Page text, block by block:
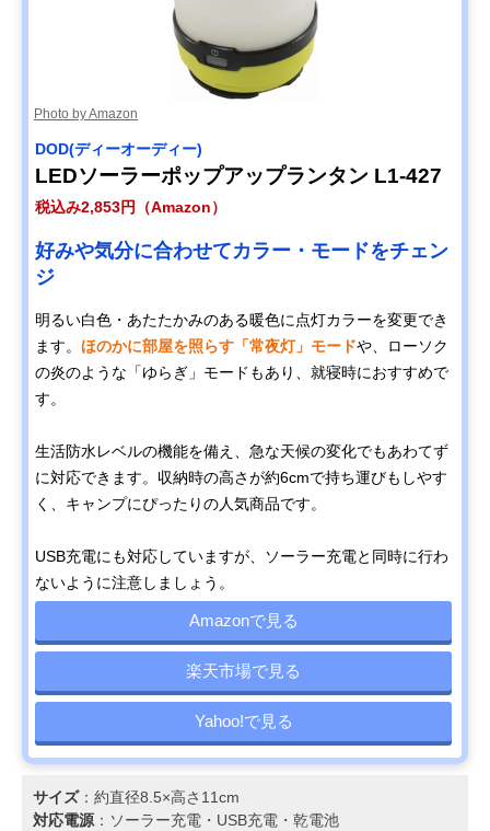
Photo by Amazon
DOD(ディーオーディー)
LEDソーラーポップアップランタン L1-427
税込み2,853円（Amazon）
好みや気分に合わせてカラー・モードをチェン
ジ
明るい白色・あたたかみのある暖色に点灯カラーを変更でき
ます。 ほのかに部屋を照らす「常夜灯」モードや、ローソク
の炎のような「ゆらぎ」モードもあり、就寝時におすすめで
す。
生活防水レベルの機能を備え、急な天候の変化でもあわてず
に対応できます。収納時の高さが約6cmで持ち運びもしやす
く、キャンプにぴったりの人気商品です。
USB充電にも対応していますが、ソーラー充電と同時に行わ
ないように注意しましょう。
Amazonで見る
楽天市場で見る
Yahoo!で見る
サイズ：約直径8.5×高さ11cm
対応電源：ソーラー充電・‎USB充電・乾電池